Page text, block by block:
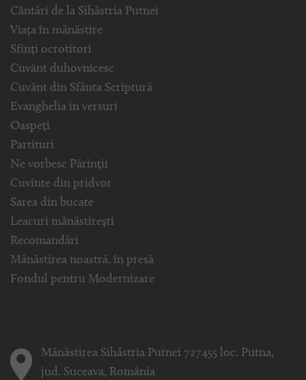
Cântări de la Sihăstria Putnei
Viața în mănăstire
Sfinți ocrotitori
Cuvânt duhovnicesc
Cuvânt din Sfânta Scriptură
Evanghelia in versuri
Oaspeți
Partituri
Ne vorbesc Părinții
Cuvinte din pridvor
Sarea din bucate
Leacuri mănăstirești
Recomandări
Mănăstirea noastră, în presă
Fondul pentru Modernizare
Mănăstirea Sihăstria Putnei 727455 loc. Putna,
jud. Suceava, România